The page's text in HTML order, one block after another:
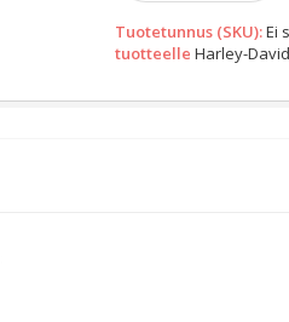
CE
Waterproof
Tuotetunnus (SKU):Ei
tuotteelleHarley-